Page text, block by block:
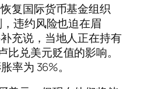
复国际货币基金组织
，违约风险也迫在眉
充说，当地人正在持有
兑美元贬值的影响。
率为 36%。